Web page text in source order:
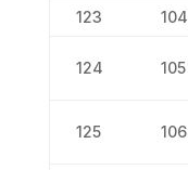
123 104
124 105
125 106